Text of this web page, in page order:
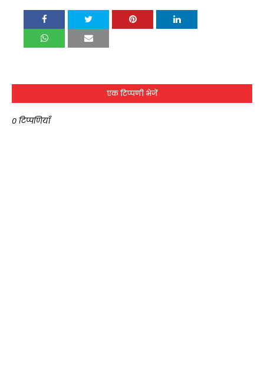
एक टिप्पणी भेजें
0 टिप्पणियाँ